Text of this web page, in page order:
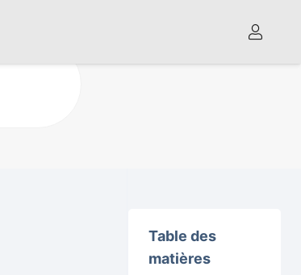
Table des
matières